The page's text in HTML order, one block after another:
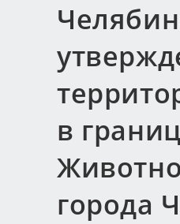
в
города